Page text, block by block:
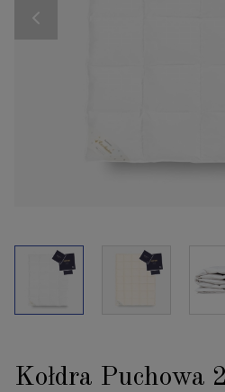
Kołdra Puchowa